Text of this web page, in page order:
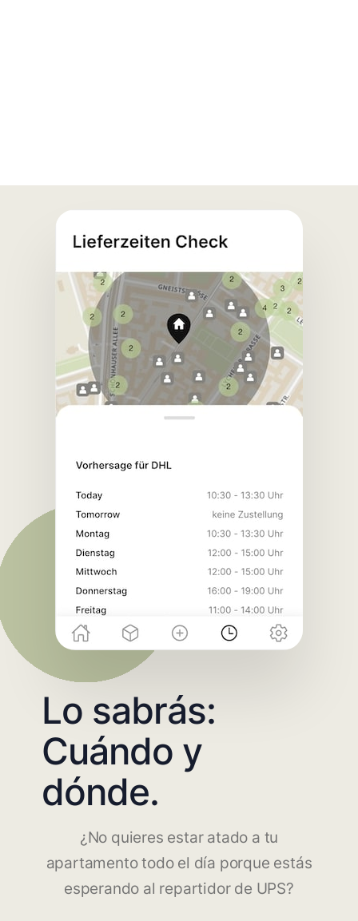
Lo sabrás:
Cuándo y
dónde.
¿No quieres estar atado a tu
apartamento todo el día porque estás
esperando al repartidor de UPS?